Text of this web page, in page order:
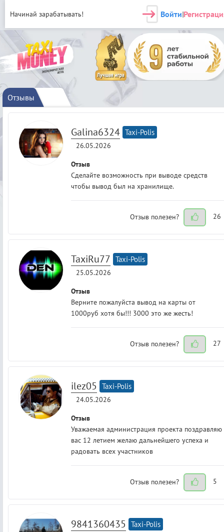
Начинай зарабатывать! Войти|
Отзывы
Galina6324 Taxi-Polis
26.05.2026
Отзыв
Сделайте возможность при выводе средств
чтобы вывод был на хранилище.
Отзыв полезен? 26
TaxiRu77 Taxi-Polis
25.05.2026
Отзыв
Верните пожалуйста вывод на карты от
1000руб хотя бы!!! 3000 это же жесть!
Отзыв полезен? 27
ilez05 Taxi-Polis
24.05.2026
Отзыв
Уважаемая администрация проекта поздравляю
вас 12 летием желаю дальнейшего успеха и
радовать всех участников
Отзыв полезен? 5
9841360435 Taxi-Polis